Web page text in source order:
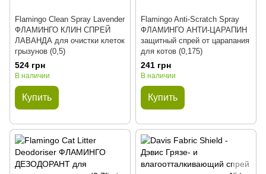
Flamingo Clean Spray Lavender
ФЛАМИНГО КЛИН СПРЕЙ
ЛАВАНДА для очистки клеток
грызунов (0,5)
524 грн
В наличии
Купить
Flamingo Anti-Scratch Spray
ФЛАМИНГО АНТИ-ЦАРАПИН
защитный спрей от царапания
для котов (0,175)
241 грн
В наличии
Купить